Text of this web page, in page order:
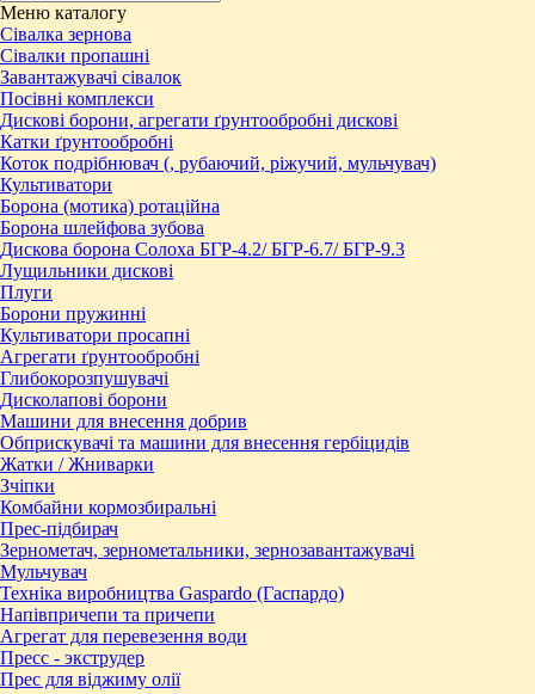
Меню каталогу
Сівалка зернова
Сівалки пропашні
Завантажувачі сівалок
Посівні комплекси
Дискові борони, агрегати ґрунтообробні дискові
Катки ґрунтообробні
Коток подрібнювач (, рубаючий, ріжучий, мульчувач)
Культиватори
Борона (мотика) ротаційна
Борона шлейфова зубова
Дискова борона Солоха БГР-4.2/ БГР-6.7/ БГР-9.3
Лущильники дискові
Плуги
Борони пружинні
Культиватори просапні
Агрегати ґрунтообробні
Глибокорозпушувачі
Дисколапові борони
Машини для внесення добрив
Обприскувачі та машини для внесення гербіцидів
Жатки / Жниварки
Зчіпки
Комбайни кормозбиральні
Прес-підбирач
Зернометач, зернометальники, зернозавантажувачі
Мульчувач
Техніка виробництва Gaspardo (Гаспардо)
Напівпричепи та причепи
Агрегат для перевезення води
Пресc - экструдер
Прес для віджиму олії